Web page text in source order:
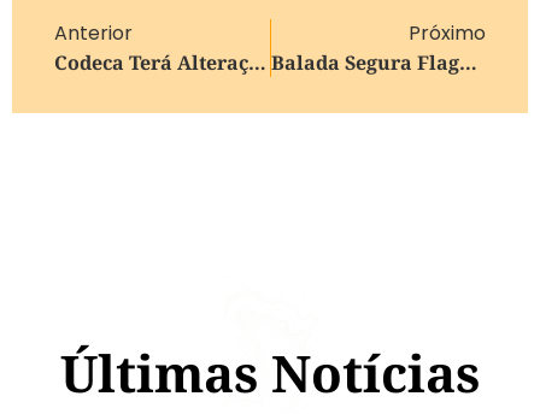
Anterior
Codeca Terá Alteração No Horário De Expediente Nesta Segunda-Feira
Próximo
Balada Segura Flagra 24 Condutores Sob Efeito De Álcool Na Madrugada De Domingo Em Caxias Do Sul
Últimas Notícias